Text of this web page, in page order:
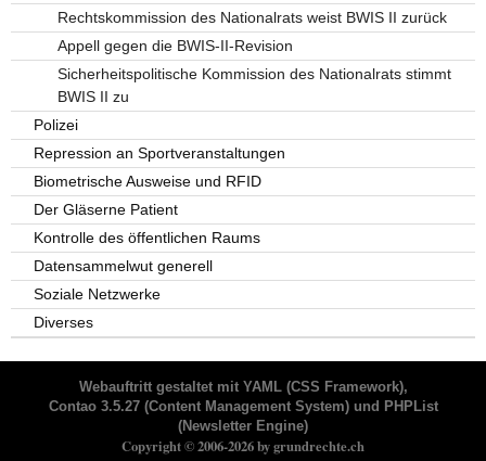
Rechtskommission des Nationalrats weist BWIS II zurück
Appell gegen die BWIS-II-Revision
Sicherheitspolitische Kommission des Nationalrats stimmt
BWIS II zu
Polizei
Repression an Sportveranstaltungen
Biometrische Ausweise und RFID
Der Gläserne Patient
Kontrolle des öffentlichen Raums
Datensammelwut generell
Soziale Netzwerke
Diverses
Webauftritt gestaltet mit YAML(CSS Framework),
Contao 3.5.27(Content Management System) und PHPList
(Newsletter Engine)
Copyright © 2006-2026 by grundrechte.ch